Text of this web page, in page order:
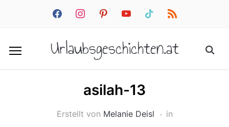
facebookinstagrampinterestyoutube tiktok rss
Urlaubsgeschichten.at
asilah-13
Erstellt von Melanie Deisl in